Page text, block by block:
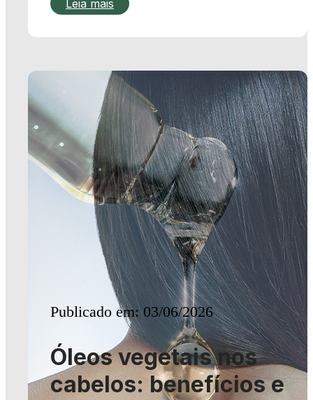
Publicado em: 03/06/2026
Óleos vegetais nos
cabelos: benefícios e
forma de uso.
Óleos essenciais e ozonizados
Leia mais